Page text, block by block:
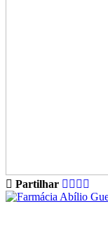
Partilhar